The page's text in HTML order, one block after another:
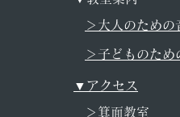
＞大人のための
＞子どものため
▼アクセス
＞箕面教室